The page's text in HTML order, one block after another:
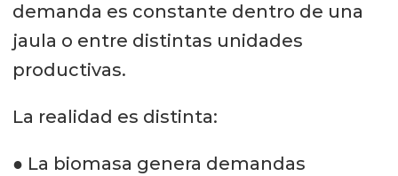
demanda es constante dentro de una
jaula o entre distintas unidades
productivas.
La realidad es distinta:
● La biomasa genera demandas